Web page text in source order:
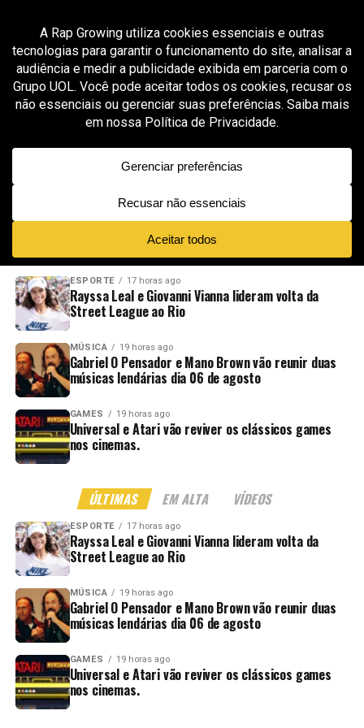
All posts tagged "fabio brazza"
MÚSICA 7 meses ago
Fabio Brazza encerra o ano de “O Novo Sempre
Vem” celebrando o rap de raízes brasileiras
NOVIDADES EM ALTA VÍDEOS
ESPORTE 17 horas ago
Rayssa Leal e Giovanni Vianna lideram volta da
Street League ao Rio
MÚSICA 19 horas ago
Gabriel O Pensador e Mano Brown vão reunir duas
músicas lendárias dia 06 de agosto
GAMES 19 horas ago
Universal e Atari vão reviver os clássicos games
nos cinemas.
ÚLTIMAS EM ALTA VÍDEOS
ESPORTE 17 horas ago
Rayssa Leal e Giovanni Vianna lideram volta da
Street League ao Rio
MÚSICA 19 horas ago
Gabriel O Pensador e Mano Brown vão reunir duas
músicas lendárias dia 06 de agosto
GAMES 19 horas ago
Universal e Atari vão reviver os clássicos games
nos cinemas.